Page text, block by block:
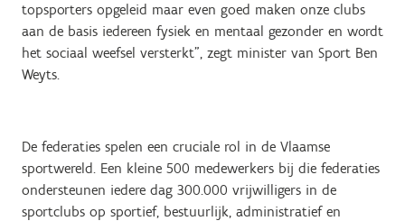
topsporters opgeleid maar even goed maken onze clubs
aan de basis iedereen fysiek en mentaal gezonder en wordt
het sociaal weefsel versterkt”, zegt minister van Sport Ben
Weyts.
De federaties spelen een cruciale rol in de Vlaamse
sportwereld. Een kleine 500 medewerkers bij die federaties
ondersteunen iedere dag 300.000 vrijwilligers in de
sportclubs op sportief, bestuurlijk, administratief en